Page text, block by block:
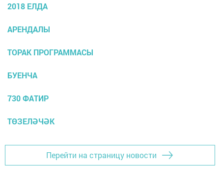
2018 ЕЛДА
АРЕНДАЛЫ
ТОРАК ПРОГРАММАСЫ
БУЕНЧА
730 ФАТИР
ТӨЗЕЛӘЧӘК
Перейти на страницу новости